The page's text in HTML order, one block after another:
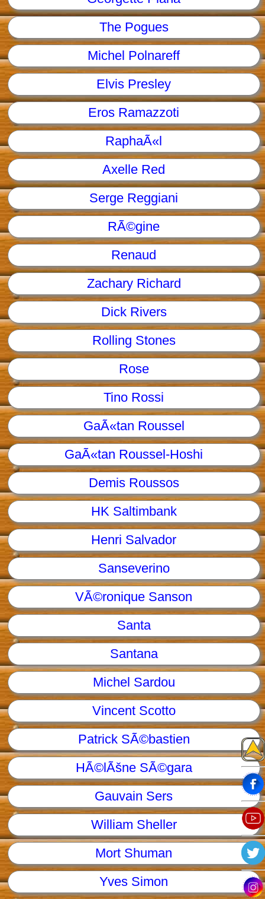
The Pogues
Michel Polnareff
Elvis Presley
Eros Ramazzoti
RaphaÃ«l
Axelle Red
Serge Reggiani
RÃ©gine
Renaud
Zachary Richard
Dick Rivers
Rolling Stones
Rose
Tino Rossi
GaÃ«tan Roussel
GaÃ«tan Roussel-Hoshi
Demis Roussos
HK Saltimbank
Henri Salvador
Sanseverino
VÃ©ronique Sanson
Santa
Santana
Michel Sardou
Vincent Scotto
Patrick SÃ©bastien
HÃ©lÃšne SÃ©gara
Gauvain Sers
William Sheller
Mort Shuman
Yves Simon